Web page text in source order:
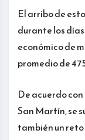
El arribo de
durante los
económico de
promedio de
De acuerdo
San Martín, se
también un